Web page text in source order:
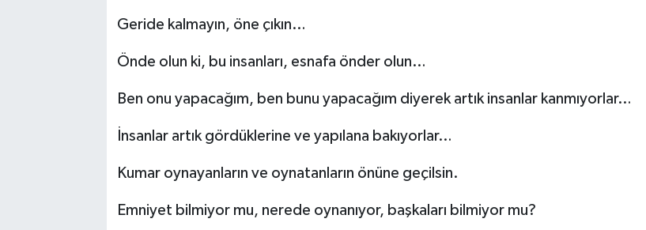
Geride kalmayın, öne çıkın…
Önde olun ki, bu insanları, esnafa önder olun…
Ben onu yapacağım, ben bunu yapacağım diyerek artık insanlar kanmıyorlar…
İnsanlar artık gördüklerine ve yapılana bakıyorlar…
Kumar oynayanların ve oynatanların önüne geçilsin.
Emniyet bilmiyor mu, nerede oynanıyor, başkaları bilmiyor mu?